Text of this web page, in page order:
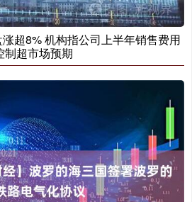
超8% 机构指公司上半年销售费用
制超市场预期